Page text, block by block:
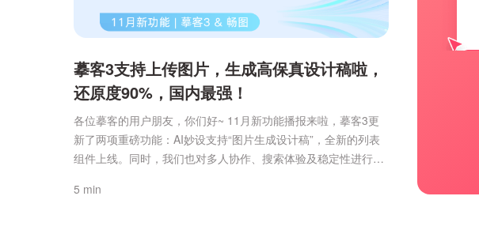
摹客3支持上传图片，生成高保真设计稿啦，
还原度90%，国内最强！
各位摹客的用户朋友，你们好~ 11月新功能播报来啦，摹客3更
新了两项重磅功能：AI妙设支持“图片生成设计稿”，全新的列表
组件上线。同时，我们也对多人协作、搜索体验及稳定性进行了
3（原型设计+UI设计工具）1、AI 妙设新增通过图片生成设计稿
5 min